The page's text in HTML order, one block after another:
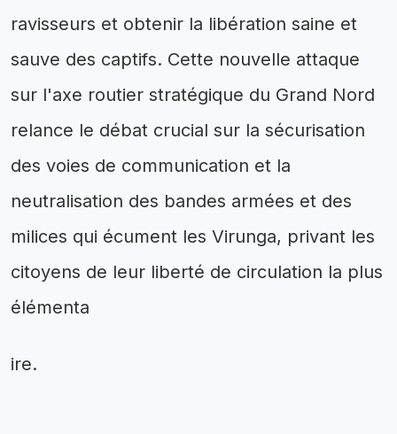
ravisseurs et obtenir la libération saine et
sauve des captifs. Cette nouvelle attaque
sur l'axe routier stratégique du Grand Nord
relance le débat crucial sur la sécurisation
des voies de communication et la
neutralisation des bandes armées et des
milices qui écument les Virunga, privant les
citoyens de leur liberté de circulation la plus
élémenta
ire.